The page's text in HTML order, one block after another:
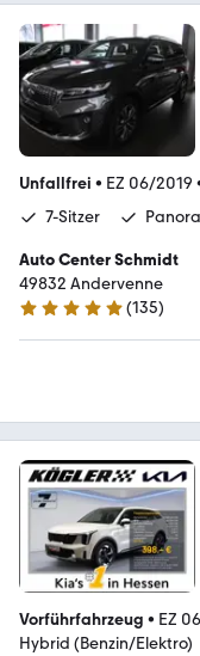
Unfallfrei • EZ 06/2019
7-Sitzer
Auto Center Schmidt
49832 Andervenne
4.9 Sterne
(135)
Vorführfahrzeug • EZ
Hybrid (Benzin/Elektro)